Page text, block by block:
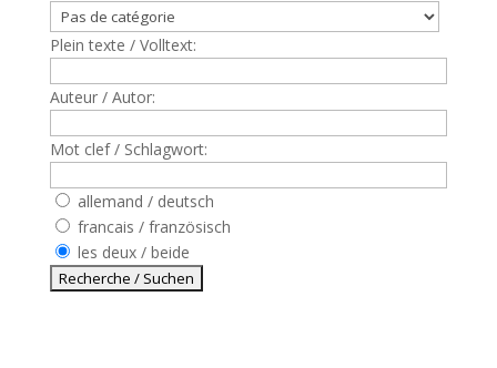
Plein texte / Volltext:
Auteur / Autor:
Mot clef / Schlagwort:
allemand / deutsch
francais / französisch
les deux / beide